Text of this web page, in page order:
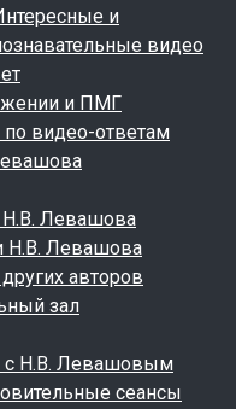
и
видео
и ПМГ
видео-ответам
Н.В. Левашова
Н.В. Левашова
авторов
зал
с Н.В. Левашовым
сеансы